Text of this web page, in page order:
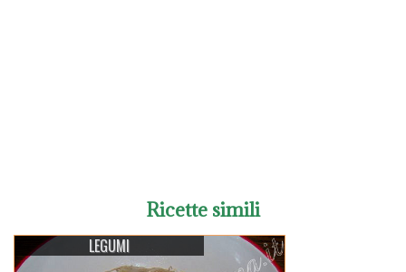
Ricette simili
LEGUMI